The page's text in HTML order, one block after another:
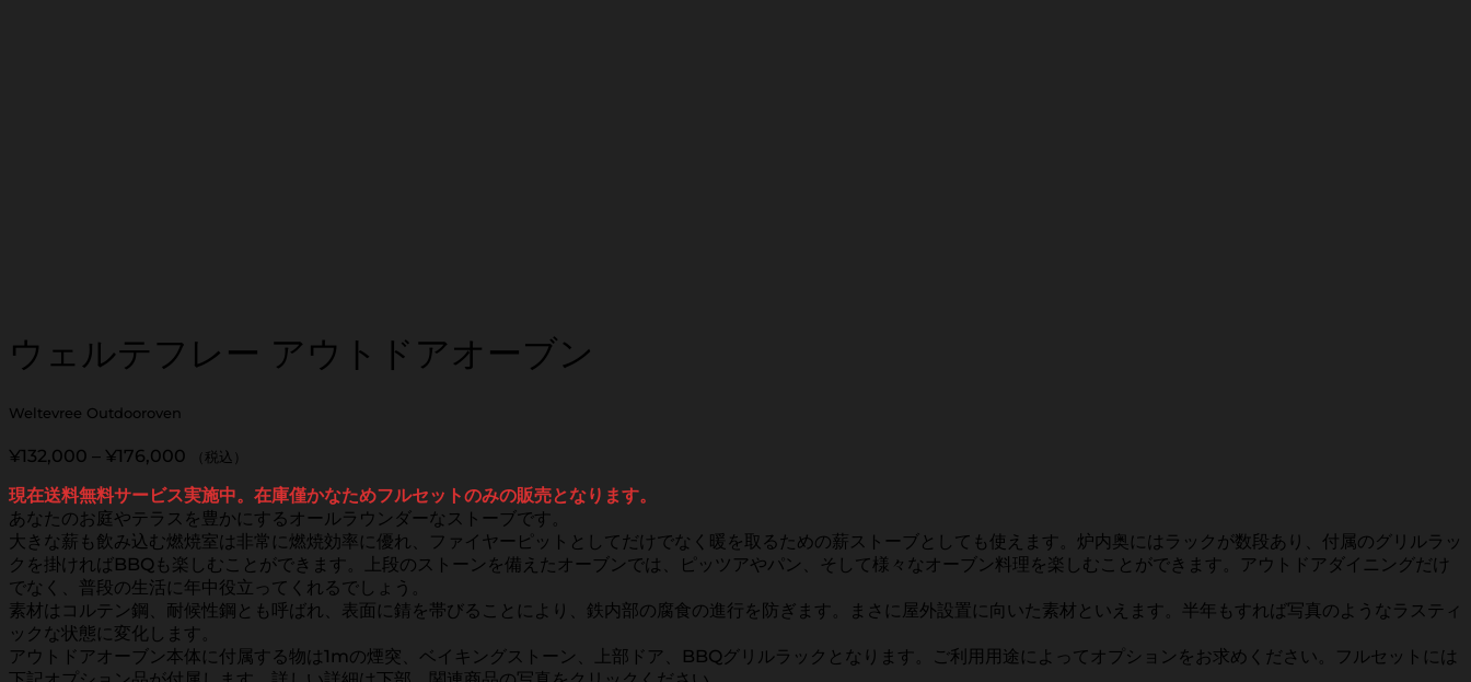
ウェルテフレー アウトドアオーブン
Weltevree Outdooroven
¥132,000 – ¥176,000 価
帯:
¥132,000
–
¥176,000
（税込）
現在送料無料サービス実施中。在庫僅かなためフルセットのみの販売となります。
あなたのお庭やテラスを豊かにするオールラウンダーなストーブです。
大きな薪も飲み込む燃焼室は非常に燃焼効率に優れ、ファイヤーピットとしてだけでなく暖を取るための薪ストーブとしても使えます。炉内奥にはラックが数段あり、付属のグリルラッ
クを掛ければBBQも楽しむことができます。上段のストーンを備えたオーブンでは、ピッツアやパン、そして様々なオーブン料理を楽しむことができます。アウトドアダイニングだけ
でなく、普段の生活に年中役立ってくれるでしょう。
素材はコルテン鋼、耐候性鋼とも呼ばれ、表面に錆を帯びることにより、鉄内部の腐食の進行を防ぎます。まさに屋外設置に向いた素材といえます。半年もすれば写真のようなラスティ
ックな状態に変化します。
アウトドアオーブン本体に付属する物は1mの煙突、ベイキングストーン、上部ドア、BBQグリルラックとなります。ご利用用途によってオプションをお求めください。フルセットには